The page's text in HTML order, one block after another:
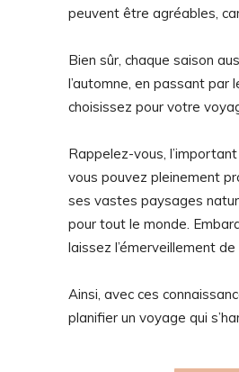
peuvent être agréables,
Bien sûr, chaque saison
l’automne, en passant par
choisissez pour votre
Rappelez-vous,
vous pouvez pleinement
ses vastes paysages
pour tout le monde.
laissez l’émerveillement
Ainsi, avec ces
planifier un voyage qui